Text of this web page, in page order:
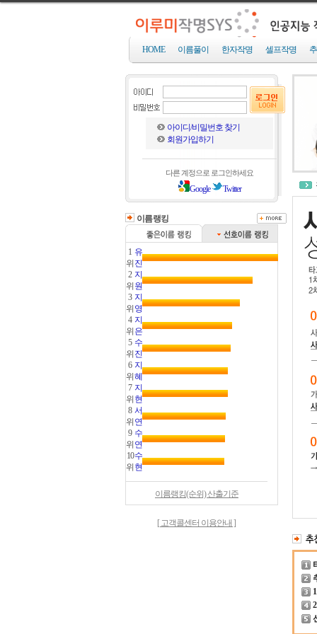
HOME 이름풀이 한자작명 셀프작명
아이디/비밀번호 찾기
회원가입하기
다른 계정으로 로그인하세요
Google Twitter
이름랭킹
1
위
유
진
2
위
지
원
3
위
지
영
4
위
지
은
5
위
수
진
6
위
지
혜
7
위
지
현
8
위
서
연
9
위
수
연
10
위
수
현
이름랭킹(순위) 산출기준
[ 고객콜센터 이용안내 ]